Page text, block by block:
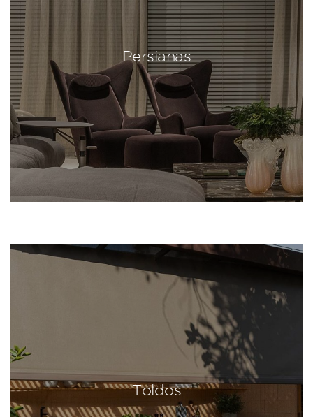
Persianas
Toldos